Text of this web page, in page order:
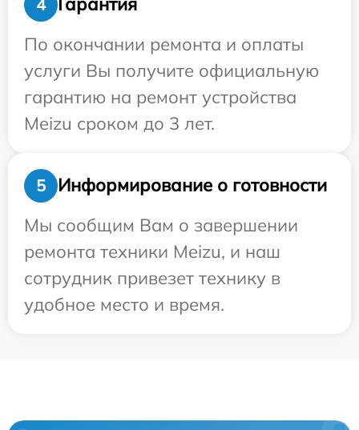
4
По окончании ремонта и оплаты
услуги Вы получите официальную
гарантию на ремонт устройства
Meizu сроком до 3 лет.
5
Информирование о готовности
Мы сообщим Вам о завершении
ремонта техники Meizu, и наш
сотрудник привезет технику в
удобное место и время.